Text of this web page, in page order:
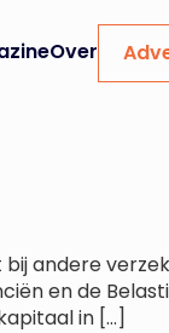
Over
andere
en de
in […]